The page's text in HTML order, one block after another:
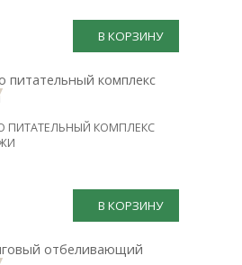
В КОРЗИНУ
ПИТАТЕЛЬНЫЙ КОМПЛЕКС
В КОРЗИНУ